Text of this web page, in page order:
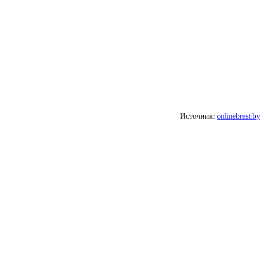
Источник: onlinebrest.by